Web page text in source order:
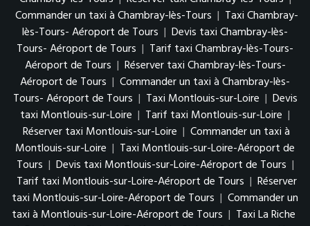
Commander un taxi à Chambray-lès-Tours | Taxi Chambray-
lès-Tours- Aéroport de Tours | Devis taxi Chambray-lès-
Tours- Aéroport de Tours | Tarif taxi Chambray-lès-Tours-
Aéroport de Tours | Réserver taxi Chambray-lès-Tours-
Aéroport de Tours | Commander un taxi à Chambray-lès-
Tours- Aéroport de Tours | Taxi Montlouis-sur-Loire | Devis
taxi Montlouis-sur-Loire | Tarif taxi Montlouis-sur-Loire |
Réserver taxi Montlouis-sur-Loire | Commander un taxi à
Montlouis-sur-Loire | Taxi Montlouis-sur-Loire-Aéroport de
Tours | Devis taxi Montlouis-sur-Loire-Aéroport de Tours |
Tarif taxi Montlouis-sur-Loire-Aéroport de Tours | Réserver
taxi Montlouis-sur-Loire-Aéroport de Tours | Commander un
taxi à Montlouis-sur-Loire-Aéroport de Tours | Taxi La Riche